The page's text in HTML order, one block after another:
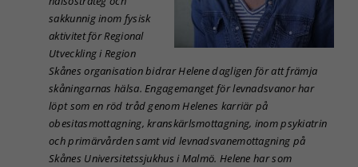
sakkunnig inom fysisk
aktivitet för Regional
Utveckling i Region
Skånes organisation bidrar Helene dagligen för att främja
skåningarnas hälsa. Engagemanget för levnadsvanor har
löpt som en röd tråd genom Helenes karriär på
obesitasmottagning, kranskärlsmottagning, inom psykiatrin
och primärvården samt vid levnadsvanemottagning på
Skånes Universitetssjukhus i Malmö. Helene har som
beteende när du
surfar ökar du
chansen att få se
anpassat innehåll
och erbjudanden.